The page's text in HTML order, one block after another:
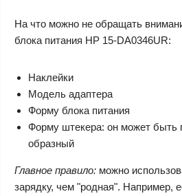
На что можно не обращать
блока питания HP 15-DA0346UR:
Наклейки
Модель адаптера
Форму блока питания
Форму штекера: он может быть
образный
Главное правило: можно
зарядку, чем "родная". Например,